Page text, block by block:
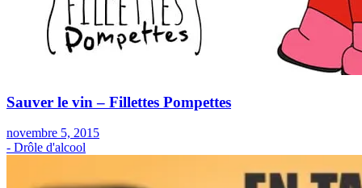
Sauver le vin – Fillettes Pompettes
novembre 5, 2015
- Drôle d'alcool